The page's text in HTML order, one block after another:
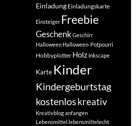
Einladung Einladungskarte
Einsteiger Freebie
GeschenkGeschirr
Halloween Halloween-Potpourri
Hobbyplotter Holz Inkscape
Karte Kinder
Kindergeburtstag
kostenloskreativ
Kreativblog anfangen
Lebensmittel lebensmittelecht